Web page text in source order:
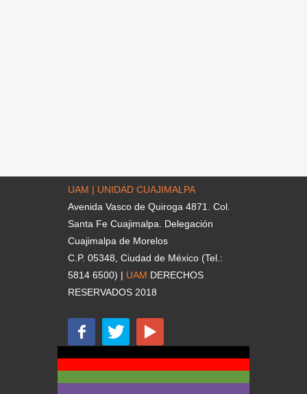
UAM | UNIDAD CUAJIMALPA
Avenida Vasco de Quiroga 4871. Col.
Santa Fe Cuajimalpa. Delegación
Cuajimalpa de Morelos
C.P. 05348, Ciudad de México (Tel.:
5814 6500) | UAM DERECHOS
RESERVADOS 2018